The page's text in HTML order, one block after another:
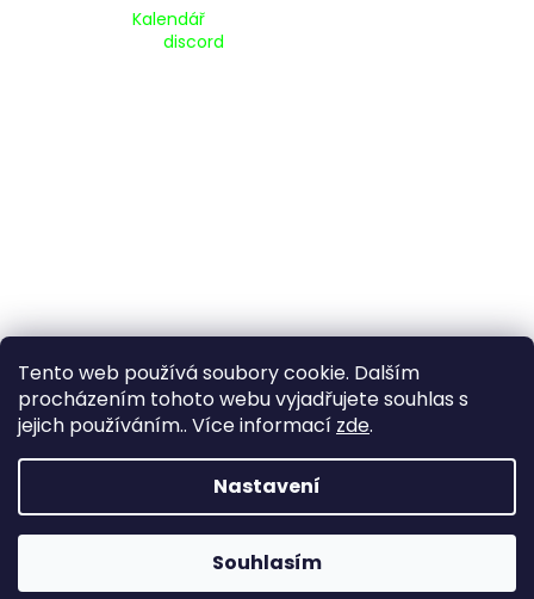
Tento web používá soubory cookie. Dalším
procházením tohoto webu vyjadřujete souhlas s
jejich používáním.. Více informací zde.
Nastavení
Souhlasím
Kalendář
discord
Vytvořil Shoptet
Copyright 2026www.goldenaxe.eu. Všechna práva
Upravit nastavení cookies